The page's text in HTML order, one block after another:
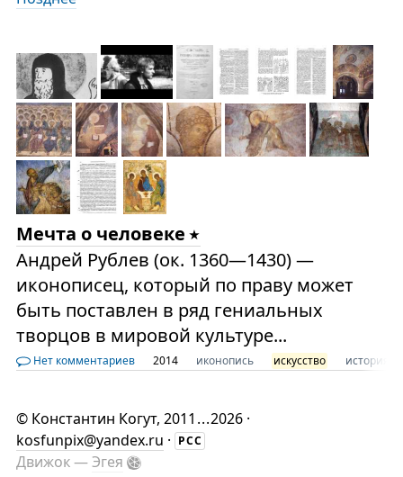
Мечта о человеке
Андрей Рублев (ок. 1360—1430) —
иконописец, который по праву может
быть поставлен в ряд гениальных
творцов в мировой культуре...
Нет комментариев 2014 иконопись искусство история
© Константин Когут, 2011 ...2026 ·
kosfunpix@yandex.ru · РСС
Движок —Эгея